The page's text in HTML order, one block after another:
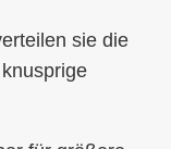
sie die